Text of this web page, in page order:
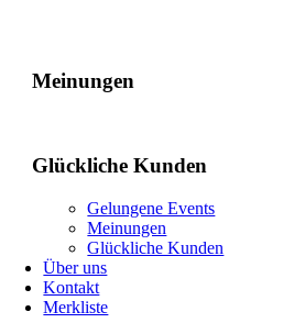
Meinungen
Glückliche Kunden
Gelungene Events
Meinungen
Glückliche Kunden
Über uns
Kontakt
Merkliste